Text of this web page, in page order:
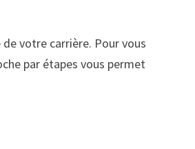
votre carrière. Pour vous
par étapes vous permet